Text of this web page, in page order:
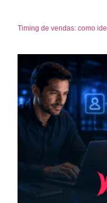
Timing de vendas: como